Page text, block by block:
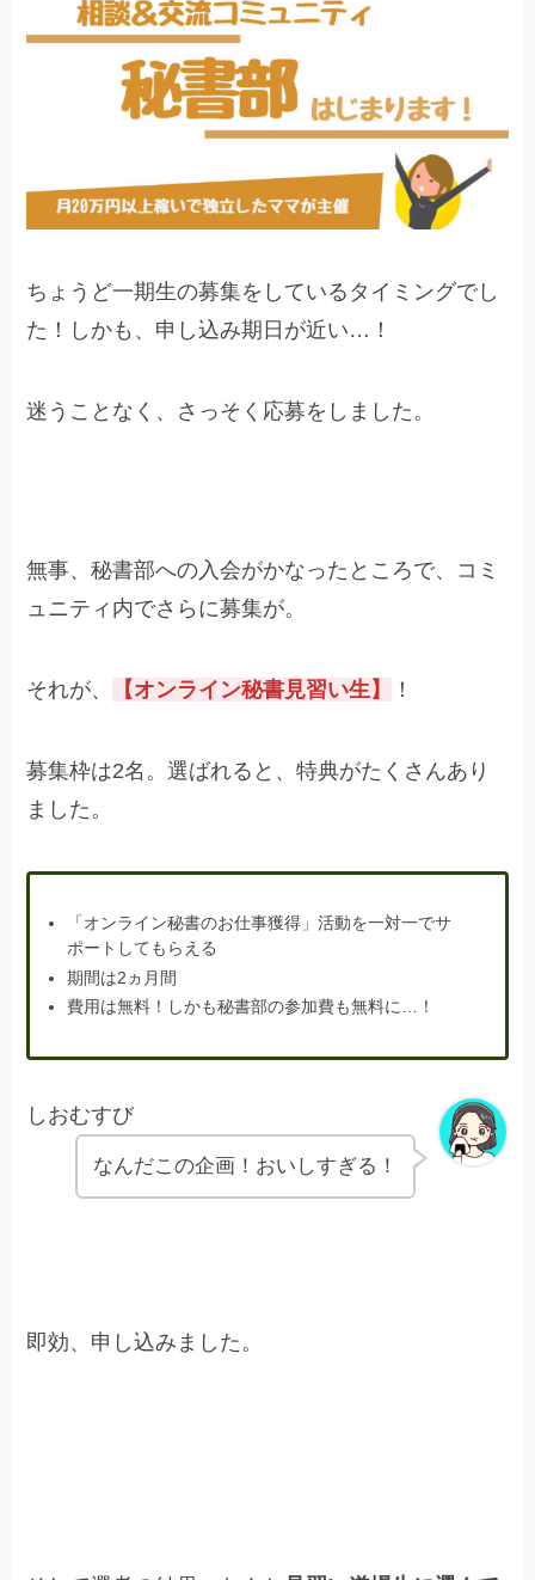
ちょうど一期生の募集をしているタイミングでし
た！しかも、申し込み期日が近い…！
迷うことなく、さっそく応募をしました。
無事、秘書部への入会がかなったところで、コミ
ュニティ内でさらに募集が。
それが、 【オンライン秘書見習い生】 ！
募集枠は2名。選ばれると、特典がたくさんあり
ました。
「オンライン秘書のお仕事獲得」活動を一対一でサ
ポートしてもらえる
期間は2ヵ月間
費用は無料！しかも秘書部の参加費も無料に…！
しおむすび
なんだこの企画！おいしすぎる！
即効、申し込みました。